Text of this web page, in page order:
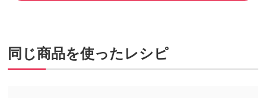
同じ商品を使ったレシピ